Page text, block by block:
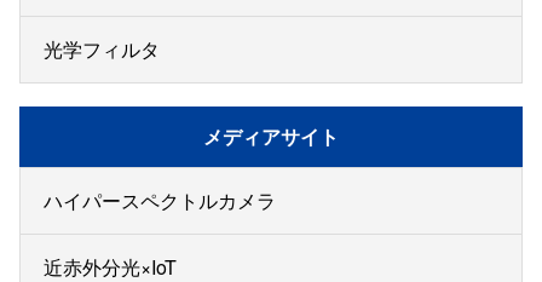
光学フィルタ
メディアサイト
ハイパースペクトルカメラ
近赤外分光×IoT